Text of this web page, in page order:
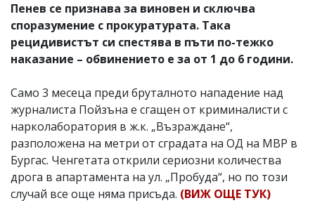
Пенев се признава за виновен и сключва
споразумение с прокуратурата. Така
рецидивистът си спестява в пъти по-тежко
наказание – обвинението е за от 1 до 6 години.
Само 3 месеца преди бруталното нападение над
журналиста Пойзъна е сгащен от криминалисти с
нарколаборатория в ж.к. „Възраждане“,
разположена на метри от сградата на ОД на МВР в
Бургас. Ченгетата открили сериозни количества
дрога в апартамента на ул. „Пробуда“, но по този
случай все още няма присъда. (ВИЖ ОЩЕ ТУК)